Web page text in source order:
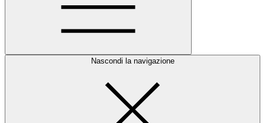
Nascondi la navigazione